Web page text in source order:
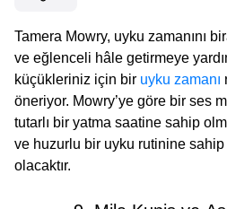
Tamera Mowry, uyku zamanını
ve eğlenceli hâle getirmeye
küçükleriniz için bir uyku zamanı
öneriyor. Mowry’ye göre bir ses
tutarlı bir yatma saatine sahip
ve huzurlu bir uyku rutinine sahip
olacaktır.